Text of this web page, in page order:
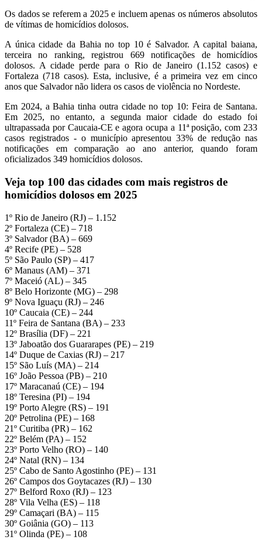
Os dados se referem a 2025 e incluem apenas os números absolutos
de vítimas de homicídios dolosos.
A única cidade da Bahia no top 10 é Salvador. A capital baiana,
terceira no ranking, registrou 669 notificações de homicídios
dolosos. A cidade perde para o Rio de Janeiro (1.152 casos) e
Fortaleza (718 casos). Esta, inclusive, é a primeira vez em cinco
anos que Salvador não lidera os casos de violência no Nordeste.
Em 2024, a Bahia tinha outra cidade no top 10: Feira de Santana.
Em 2025, no entanto, a segunda maior cidade do estado foi
ultrapassada por Caucaia-CE e agora ocupa a 11ª posição, com 233
casos registrados - o município apresentou 33% de redução nas
notificações em comparação ao ano anterior, quando foram
oficializados 349 homicídios dolosos.
Veja top 100 das cidades com mais registros de
homicídios dolosos em 2025
1º Rio de Janeiro (RJ) – 1.152
2º Fortaleza (CE) – 718
3º Salvador (BA) – 669
4º Recife (PE) – 528
5º São Paulo (SP) – 417
6º Manaus (AM) – 371
7º Maceió (AL) – 345
8º Belo Horizonte (MG) – 298
9º Nova Iguaçu (RJ) – 246
10º Caucaia (CE) – 244
11º Feira de Santana (BA) – 233
12º Brasília (DF) – 221
13º Jaboatão dos Guararapes (PE) – 219
14º Duque de Caxias (RJ) – 217
15º São Luís (MA) – 214
16º João Pessoa (PB) – 210
17º Maracanaú (CE) – 194
18º Teresina (PI) – 194
19º Porto Alegre (RS) – 191
20º Petrolina (PE) – 168
21º Curitiba (PR) – 162
22º Belém (PA) – 152
23º Porto Velho (RO) – 140
24º Natal (RN) – 134
25º Cabo de Santo Agostinho (PE) – 131
26º Campos dos Goytacazes (RJ) – 130
27º Belford Roxo (RJ) – 123
28º Vila Velha (ES) – 118
29º Camaçari (BA) – 115
30º Goiânia (GO) – 113
31º Olinda (PE) – 108